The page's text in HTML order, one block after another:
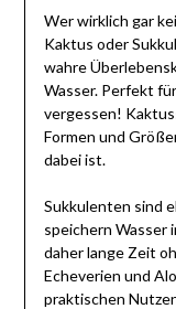
Wer wirklich gar
Kaktus oder
wahre
Wasser. Perfekt
vergessen!
Formen und
dabei ist.
Sukkulenten sind
speichern Wasser
daher lange Zeit
Echeverien und
praktischen